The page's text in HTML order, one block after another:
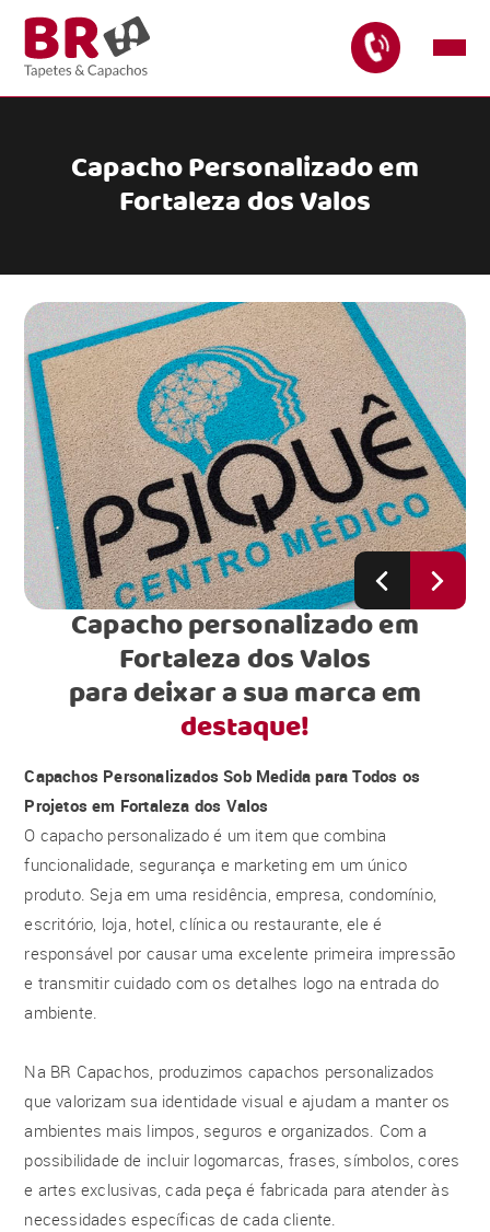
Capacho Personalizado em
Fortaleza dos Valos
Capacho personalizado em
Fortaleza dos Valos
para deixar a sua marca em
destaque!
Capachos Personalizados Sob Medida para Todos os
Projetos em Fortaleza dos Valos
O capacho personalizado é um item que combina
funcionalidade, segurança e marketing em um único
produto. Seja em uma residência, empresa, condomínio,
escritório, loja, hotel, clínica ou restaurante, ele é
responsável por causar uma excelente primeira impressão
e transmitir cuidado com os detalhes logo na entrada do
ambiente.
Na BR Capachos, produzimos capachos personalizados
que valorizam sua identidade visual e ajudam a manter os
ambientes mais limpos, seguros e organizados. Com a
possibilidade de incluir logomarcas, frases, símbolos, cores
e artes exclusivas, cada peça é fabricada para atender às
necessidades específicas de cada cliente.